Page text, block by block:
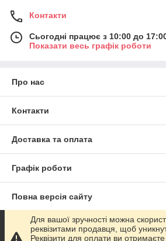
Контакти
Сьогодні працює з 10:00 до
Показати весь графік роботи
Про нас
Контакти
Доставка та оплата
Графік роботи
Повна версія сайту
Сайт створено на маркетплейсі
Для вашої зручності можна
реквізитами продавця, щоб
Реквізити для оплати ви